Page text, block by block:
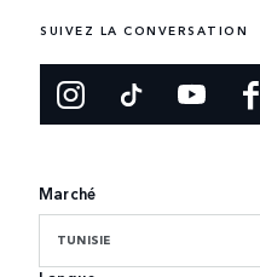
SUIVEZ LA CONVERSATION
Marché
TUNISIE